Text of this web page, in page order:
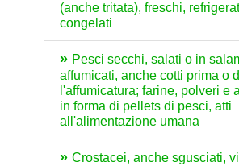
(anche tritata), freschi,
congelati
Pesci secchi, salati o in
affumicati, anche cotti prima o
l'affumicatura; farine, polveri e
in forma di pellets di pesci, atti
all'alimentazione umana
Crostacei, anche sgusciati,